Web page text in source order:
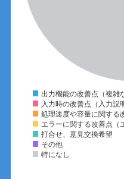
出力機能の改善点（複雑
入力時の改善点（入力説
処理速度や容量に関する
エラーに関する改善点（
打合せ、意見交換希望
その他
特になし